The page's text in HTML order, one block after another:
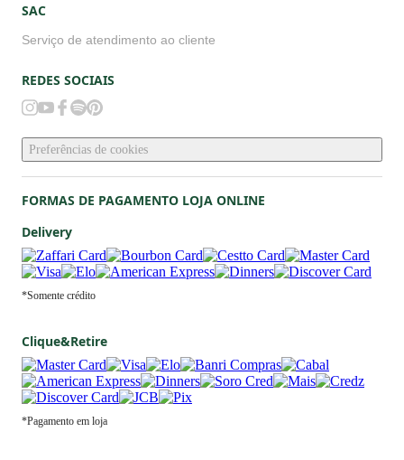
REDES SOCIAIS
Preferências de cookies
FORMAS DE PAGAMENTO LOJA ONLINE
Delivery
*Somente crédito
Clique&Retire
*Pagamento em loja
SELOS DE SEGURANÇA